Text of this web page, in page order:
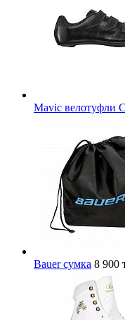
Mavic велотуфли
Bauer сумка 8 900